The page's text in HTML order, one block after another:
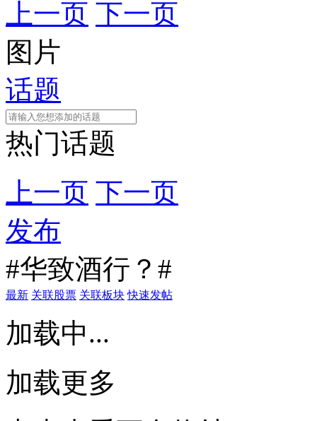
上一页 下一页
图片
话题
热门话题
上一页 下一页
发布
#华致酒行？#
最新 关联股票 关联板块 快速发帖
加载中...
加载更多